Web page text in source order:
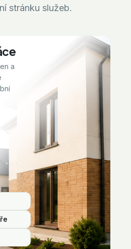
stránku služeb.
a